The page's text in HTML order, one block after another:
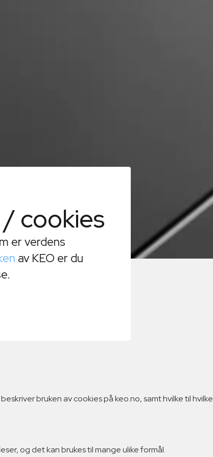
cookies
er verdens
av KEO er du
bruken av cookies på keo.no, samt hvilke til hvilke
og det kan brukes til mange ulike formål.